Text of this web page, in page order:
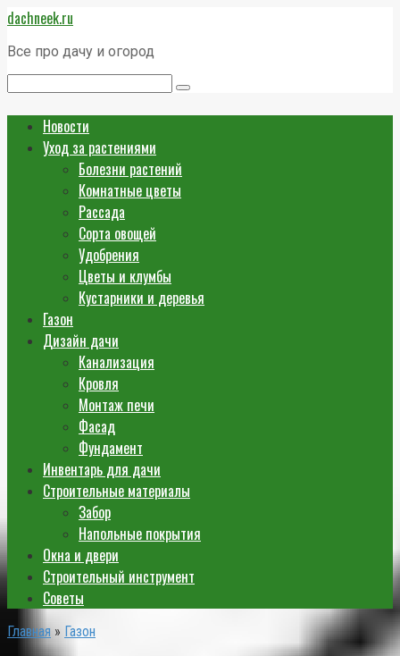
Перейти
к
контенту
dachneek.ru
Все про дачу и огород
Новости
Уход за растениями
Болезни растений
Комнатные цветы
Рассада
Сорта овощей
Удобрения
Цветы и клумбы
Кустарники и деревья
Газон
Дизайн дачи
Канализация
Кровля
Монтаж печи
Фасад
Фундамент
Инвентарь для дачи
Строительные материалы
Забор
Напольные покрытия
Окна и двери
Строительный инструмент
Советы
Главная » Газон